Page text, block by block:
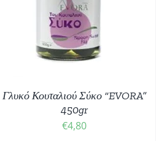
Γλυκό Κουταλιού Σύκο “EVORA”
450gr
€4,80
ΠΡΟΣΘΉΚΗ ΣΤΟ ΚΑΛΆΘΙ
ΛΕΠΤΟΜΈΡΕΙΕΣ